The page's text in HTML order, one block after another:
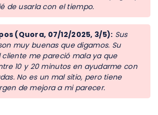
de usarla con el tiempo.
(Quora, 07/12/2025, 3/5): Sus
muy buenas que digamos. Su
cliente me pareció mala ya que
10 y 20 minutos en ayudarme con
No es un mal sitio, pero tiene
de mejora a mi parecer.